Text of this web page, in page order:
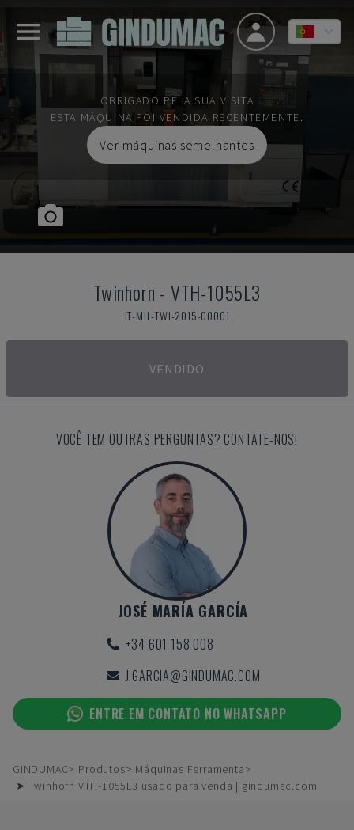
OBRIGADO PELA SUA VISITA
ESTA MÁQUINA FOI VENDIDA RECENTEMENTE.
Ver máquinas semelhantes
Twinhorn - VTH-1055L3
IT-MIL-TWI-2015-00001
VENDIDO
VOCÊ TEM OUTRAS PERGUNTAS? CONTATE-NOS!
JOSÉ MARÍA GARCÍA
+34 601 158 008
J.GARCIA@GINDUMAC.COM
ENTRE EM CONTATO NO WHATSAPP
GINDUMAC Produtos
Máquinas Ferramenta
➤ Twinhorn VTH-1055L3 usado para venda | gindumac.com